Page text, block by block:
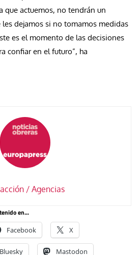
que actuemos, no tendrán un
dejamos si no tomamos medidas
es el momento de las decisiones
confiar en el futuro”, ha
/ Agencias
en...
Facebook X
Bluesky Mastodon